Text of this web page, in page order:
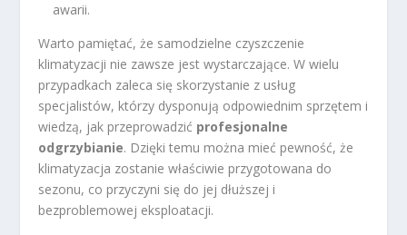
awarii.
Warto pamiętać, że samodzielne czyszczenie
klimatyzacji nie zawsze jest wystarczające. W wielu
przypadkach zaleca się skorzystanie z usług
specjalistów, którzy dysponują odpowiednim sprzętem i
wiedzą, jak przeprowadzić profesjonalne
odgrzybianie. Dzięki temu można mieć pewność, że
klimatyzacja zostanie właściwie przygotowana do
sezonu, co przyczyni się do jej dłuższej i
bezproblemowej eksploatacji.